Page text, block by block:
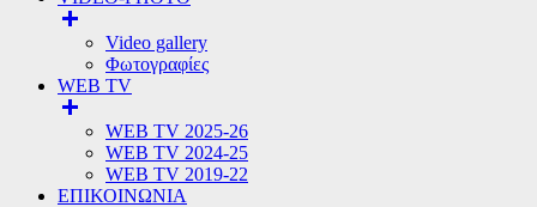
Video gallery
Φωτογραφίες
WEB TV
WEB TV 2025-26
WEB TV 2024-25
WEB TV 2019-22
ΕΠΙΚΟΙΝΩΝΙΑ